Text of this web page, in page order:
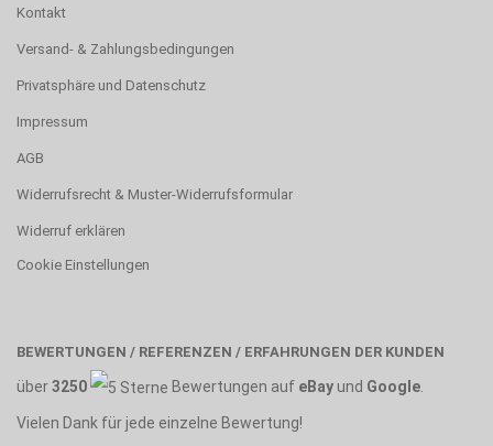
Kontakt
Versand- & Zahlungsbedingungen
Privatsphäre und Datenschutz
Impressum
AGB
Widerrufsrecht & Muster-Widerrufsformular
Widerruf erklären
Cookie Einstellungen
BEWERTUNGEN / REFERENZEN / ERFAHRUNGEN DER KUNDEN
über3250 Bewertungen auf eBayund Google
Vielen Dank für jede einzelne Bewertung!